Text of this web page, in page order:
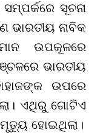
ସୂଚନା
ଭାରତୀୟ ନାବିକ
ଉପକୂଳରେ
ଭାରତୀୟ
ଉପରେ
ଏଥିରୁ ଗୋଟିଏ
ହୋଇଥିଲା।